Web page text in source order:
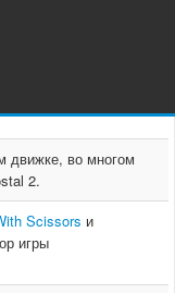
движке, во многом
2.
Scissors и
игры